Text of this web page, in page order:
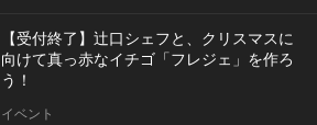
【受付終了】辻口シェフと、クリスマスに
向けて真っ赤なイチゴ「フレジェ」を作ろ
う！
イベント